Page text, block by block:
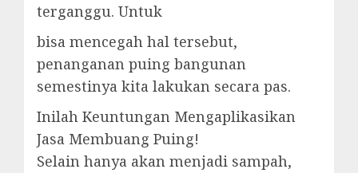
terganggu. Untuk
bisa mencegah hal tersebut,
penanganan puing bangunan
semestinya kita lakukan secara pas.
Inilah Keuntungan Mengaplikasikan
Jasa Membuang Puing!
Selain hanya akan menjadi sampah,